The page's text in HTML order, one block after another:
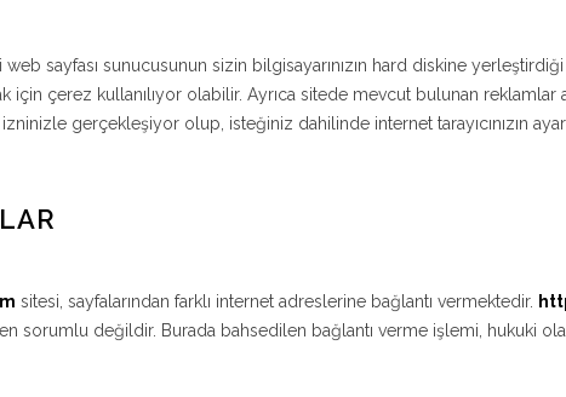
sayfası sunucusunun sizin bilgisayarınızın hard diskine
için çerez kullanılıyor olabilir. Ayrıca sitede mevcut bulunan
gerçekleşiyor olup, isteğiniz dahilinde internet tarayıcınızın
sitesi, sayfalarından farklı internet adreslerine bağlantı vermektedir.
sorumlu değildir. Burada bahsedilen bağlantı verme işlemi, hukuki